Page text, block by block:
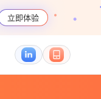
立即体验